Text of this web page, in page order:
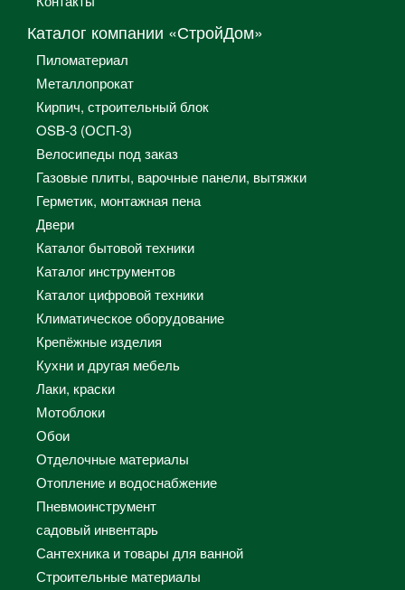
Каталог компании «СтройДом»
Пиломатериал
Металлопрокат
Кирпич, строительный блок
OSB-3 (ОСП-3)
Велосипеды под заказ
Газовые плиты, варочные панели, вытяжки
Герметик, монтажная пена
Двери
Каталог бытовой техники
Каталог инструментов
Каталог цифровой техники
Климатическое оборудование
Крепёжные изделия
Кухни и другая мебель
Лаки, краски
Мотоблоки
Обои
Отделочные материалы
Отопление и водоснабжение
Пневмоинструмент
садовый инвентарь
Сантехника и товары для ванной
Строительные материалы